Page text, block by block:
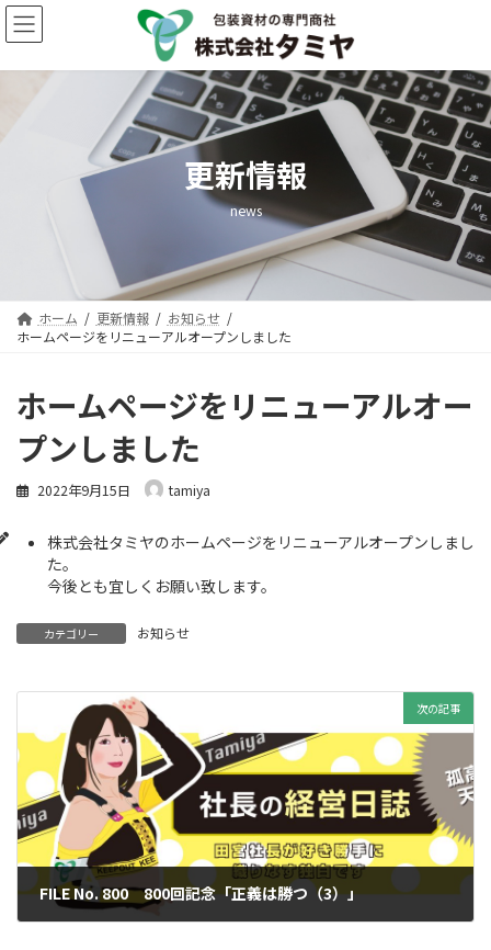
コ
ン
ン
ス
ナ
ビ
ー
ン
更新情報
news
ホーム 更新情報
お知らせ
ホームページをリニューアルオープンしました
ホームページをリニューアルオー
プンしました
2022年9月15日 tamiya
株式会社タミヤのホームページをリニューアルオープンしまし
た。
今後とも宜しくお願い致します。
カテゴリー お知らせ
次の記事
FILE No. 800 800回記念「正義は勝つ（3）」